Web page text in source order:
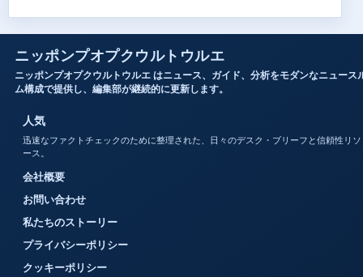
ニッポンプオプクウルトウルエ
ニッポンプオプクウルトウルエ はニュース、ガイド、分析をモダンなニュース
ム構成で提供し、編集部が継続的に更新します。
人気
迅速なファクトチェックのために整理された、日々のデスク・ブリーフと信頼性リソ
ース。
会社概要
お問い合わせ
私たちのストーリー
プライバシーポリシー
クッキーポリシー